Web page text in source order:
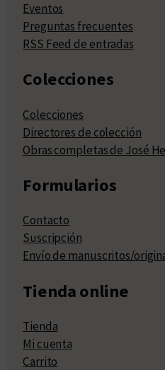
Eventos
Preguntas frecuentes
RSS Feed de entradas
Colecciones
Colecciones
Directores de colección
Obras completas de José
Formularios
Contacto
Suscripción
Envío de manuscritos/
Tienda online
Tienda
Mi cuenta
Carrito